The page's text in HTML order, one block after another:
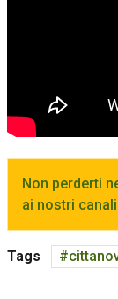
Non perderti
ai nostri
Tags